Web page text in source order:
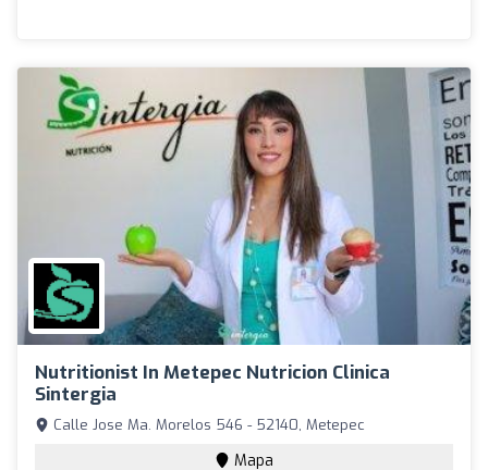
Nutritionist In Metepec Nutricion Clinica
Sintergia
Calle Jose Ma. Morelos 546 - 52140, Metepec
Mapa